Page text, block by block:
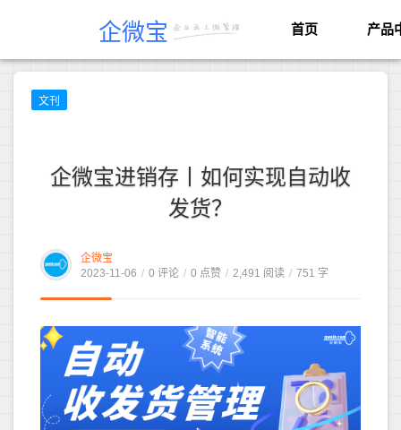
企微宝 首页 产品
文刊
企微宝进销存丨如何实现自动收
发货？
企微宝
2023-11-06 / 0 评论 / 0 点赞 / 2,491 阅读 / 751 字